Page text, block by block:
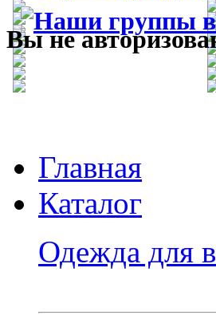
Вы не
Главная
Каталог
Одежда для